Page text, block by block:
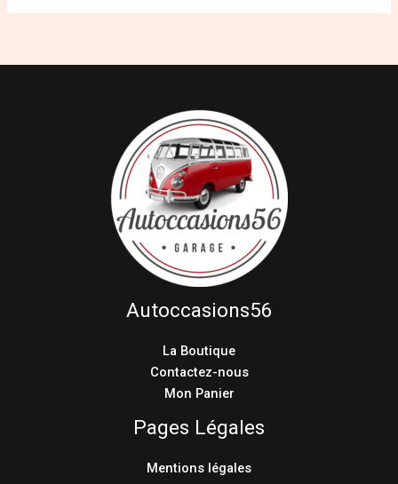
Autoccasions56
La Boutique
Contactez-nous
Mon Panier
Pages Légales
Mentions légales